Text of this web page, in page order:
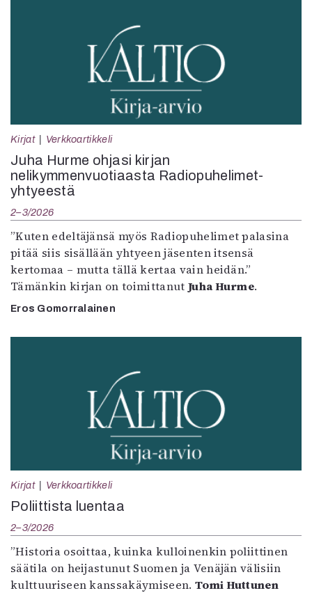
Kirjat Verkkoartikkeli
Juha Hurme ohjasi kirjan
nelikymmenvuotiaasta Radiopuhelimet-
yhtyeestä
2–3/2026
”Kuten edeltäjänsä myös Radiopuhelimet palasina
pitää siis sisällään yhtyeen jäsenten itsensä
kertomaa – mutta tällä kertaa vain heidän.”
Tämänkin kirjan on toimittanut Juha Hurme.
Eros Gomorralainen
Kirjat Verkkoartikkeli
Poliittista luentaa
2–3/2026
”Historia osoittaa, kuinka kulloinenkin poliittinen
säätila on heijastunut Suomen ja Venäjän välisiin
kulttuuriseen kanssakäymiseen. Tomi Huttunen